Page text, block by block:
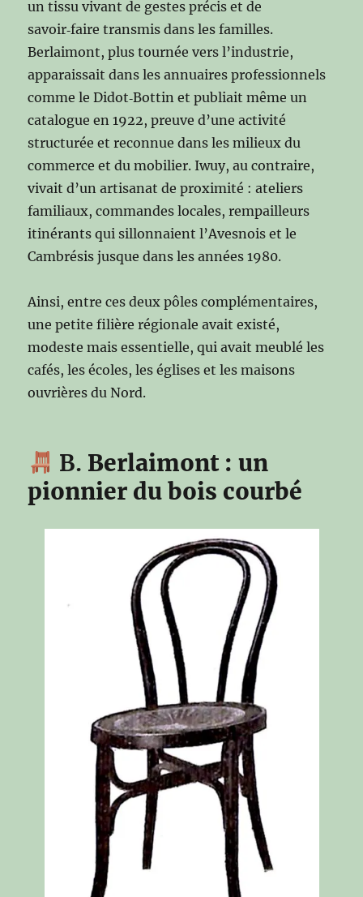
un tissu vivant de gestes précis et de
savoir‑faire transmis dans les familles.
Berlaimont, plus tournée vers l’industrie,
apparaissait dans les annuaires professionnels
comme le Didot‑Bottin et publiait même un
catalogue en 1922, preuve d’une activité
structurée et reconnue dans les milieux du
commerce et du mobilier. Iwuy, au contraire,
vivait d’un artisanat de proximité : ateliers
familiaux, commandes locales, rempailleurs
itinérants qui sillonnaient l’Avesnois et le
Cambrésis jusque dans les années 1980.
Ainsi, entre ces deux pôles complémentaires,
une petite filière régionale avait existé,
modeste mais essentielle, qui avait meublé les
cafés, les écoles, les églises et les maisons
ouvrières du Nord.
B. Berlaimont : un
pionnier du bois courbé